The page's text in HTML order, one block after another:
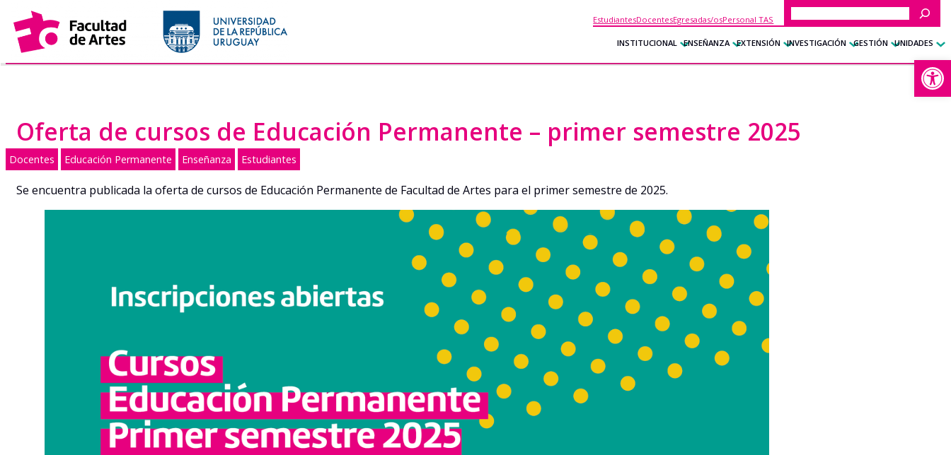
Saltar
al
contenido
EstudiantesDocentesEgresadas/osPersonal TAS
Buscar
INSTITUCIONAL ENSEÑANZA EXTENSIÓN INVESTIGACIÓN GESTIÓN UNIDADES
Oferta de cursos de Educación Permanente – primer semestre 2025
Docentes Educación Permanente Enseñanza Estudiantes
Se encuentra publicada la oferta de cursos de Educación Permanente de Facultad de Artes para el primer semestre de 2025.